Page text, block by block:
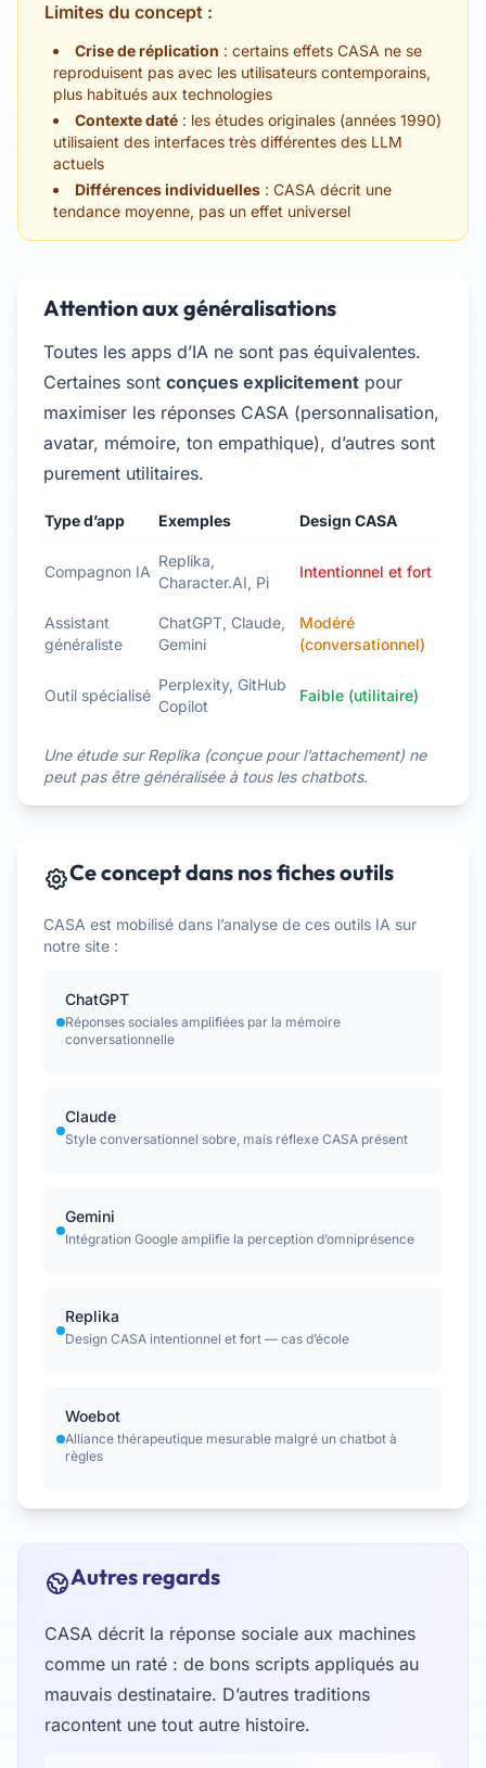
Limites du concept :
Crise de réplication : certains effets CASA ne se
reproduisent pas avec les utilisateurs contemporains,
plus habitués aux technologies
Contexte daté : les études originales (années 1990)
utilisaient des interfaces très différentes des LLM
actuels
Différences individuelles : CASA décrit une
tendance moyenne, pas un effet universel
Attention aux généralisations
Toutes les apps d’IA ne sont pas équivalentes.
Certaines sont conçues explicitement pour
maximiser les réponses CASA (personnalisation,
avatar, mémoire, ton empathique), d’autres sont
purement utilitaires.
Type d’app Exemples Design CASA
Compagnon IA
Replika,
Character.AI, Pi
Intentionnel et fort
Assistant
généraliste
ChatGPT, Claude,
Gemini
Modéré
(conversationnel)
Outil spécialisé
Perplexity, GitHub
Copilot
Faible (utilitaire)
Une étude sur Replika (conçue pour l’attachement) ne
peut pas être généralisée à tous les chatbots.
Ce concept dans nos fiches outils
CASA est mobilisé dans l’analyse de ces outils IA sur
notre site :
ChatGPT
Réponses sociales amplifiées par la mémoire
conversationnelle
Claude
Style conversationnel sobre, mais réflexe CASA présent
Gemini
Intégration Google amplifie la perception d’omniprésence
Replika
Design CASA intentionnel et fort — cas d’école
Woebot
Alliance thérapeutique mesurable malgré un chatbot à
règles
Autres regards
CASA décrit la réponse sociale aux machines
comme un raté : de bons scripts appliqués au
mauvais destinataire. D’autres traditions
racontent une tout autre histoire.